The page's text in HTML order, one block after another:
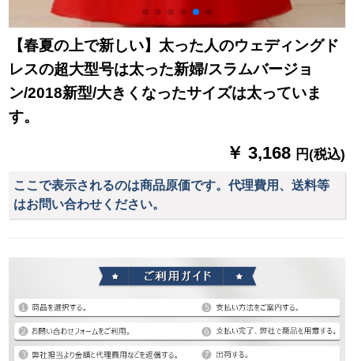
【春夏の上で新しい】太った人のウェディングド
レスの超大型号は太った新婦/スラムバージョ
ン/2018新型/大きくなったサイズは太っていま
す。
￥ 3,168 円(税込)
ここで表示されるのは商品原価です。代理費用、送料等
はお問い合わせください。